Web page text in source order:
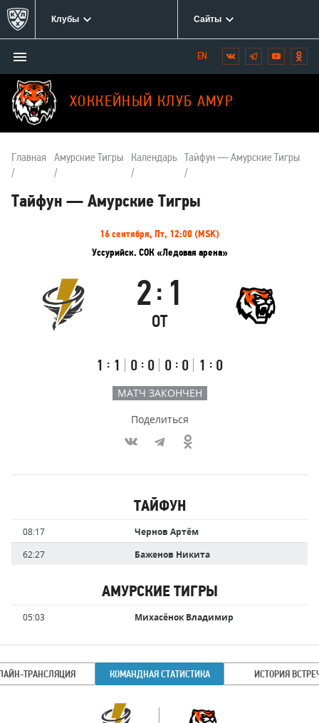
Клубы Сайты
ХОККЕЙНЫЙ КЛУБ АМУР
Открыть/
закрыть
меню
Мы
в
социальных
сетях:
Вконтакте
Telegram
YouTube
Главная Амурские Тигры Календарь Тайфун — Амурские Тигры
Тайфун — Амурские Тигры
16 сентября, Пт, 12:00 (MSK)
Уссурийск. СОК «Ледовая арена»
Результаты
Тайфун
Итоговый
2 : 1
ОТ
Счёт
Первый
тайм
1 : 1
Второй
тайм
0 : 0
Третий
тайм
0 : 0 Овертайм
1 : 0
Амурские
Тигры
МАТЧ ЗАКОНЧЕН
Поделиться
забившие
голы
ТАЙФУН
Время Имя
08:17
Чернов Артём
62:27
Баженов Никита
АМУРСКИЕ ТИГРЫ
Время Имя
игрока
05:03 Михасёнок Владимир
ТРАНСЛЯЦИЯ КОМАНДНАЯ СТАТИСТИКА ИСТОРИЯ
Команда